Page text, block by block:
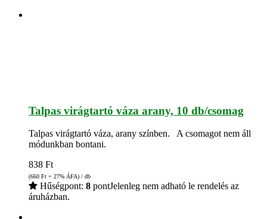
Talpas virágtartó váza arany, 10 db/csomag
Talpas virágtartó váza, arany színben. A csomagot nem áll
módunkban bontani.
838 Ft
(660 Ft + 27% ÁFA) / db
Hűségpont: 8 pontJelenleg nem adható le rendelés az
áruházban.